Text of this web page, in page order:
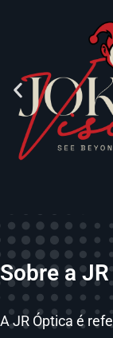
Sobre a
A JR Óptica é